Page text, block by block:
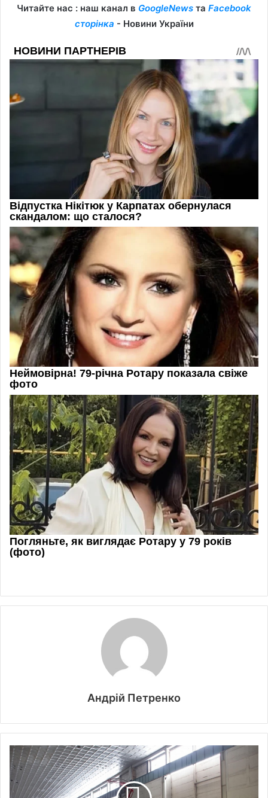
Читайте нас : наш канал в GoogleNews та Facebook
сторінка - Новини України
Андрій Петренко